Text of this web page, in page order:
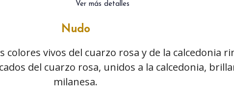
Ver más detalles
Nudo
vivos del cuarzo rosa y de la calcedonia
del cuarzo rosa, unidos a la calcedonia,
milanesa.